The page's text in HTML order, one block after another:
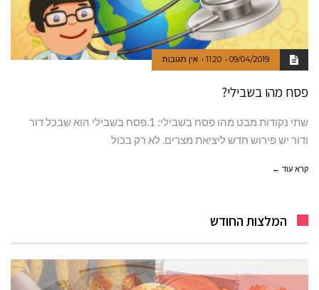
09/04/2019
11:20 אין תגובות
פסח מהו בשבילי?
שתי נקודות מבט מהו פסח בשבילי: 1.פסח בשבילי הוא שבכל דור
ודור יש פירוש חדש ליציאת מצרים. לא רק בכול
קרא עוד ←
המלצות החודש